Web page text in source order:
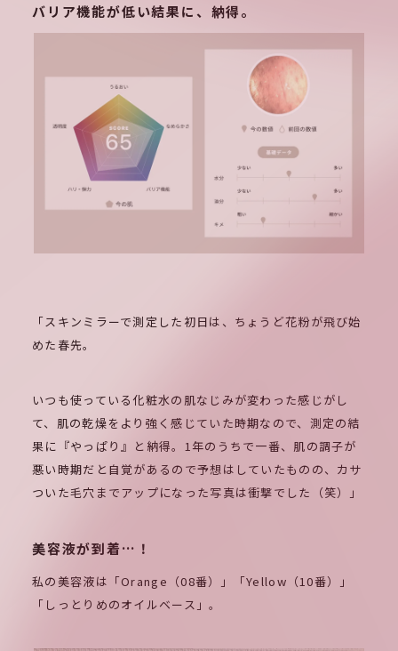
バリア機能が低い結果に、納得。
「スキンミラーで測定した初日は、ちょうど花粉が飛び始
めた春先。
いつも使っている化粧水の肌なじみが変わった感じがし
て、肌の乾燥をより強く感じていた時期なので、測定の結
果に『やっぱり』と納得。1年のうちで一番、肌の調子が
悪い時期だと自覚があるので予想はしていたものの、カサ
ついた毛穴までアップになった写真は衝撃でした（笑）」
美容液が到着…！
私の美容液は「Orange（08番）」「Yellow（10番）」
「しっとりめのオイルベース」。